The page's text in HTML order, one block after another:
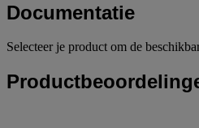
Documentatie
Selecteer je product om de